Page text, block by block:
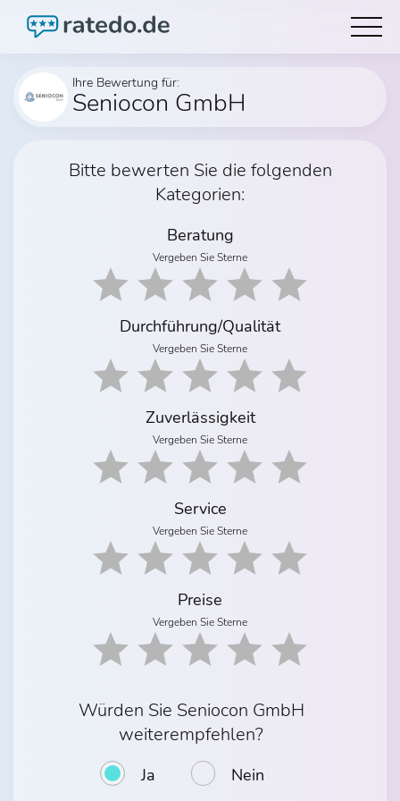
Ihre Bewertung für:
Seniocon GmbH
Bitte bewerten Sie die folgenden
Kategorien:
Beratung
Vergeben Sie Sterne
Durchführung/Qualität
Vergeben Sie Sterne
Zuverlässigkeit
Vergeben Sie Sterne
Service
Vergeben Sie Sterne
Preise
Vergeben Sie Sterne
Würden Sie Seniocon GmbH
weiterempfehlen?
Ja Nein